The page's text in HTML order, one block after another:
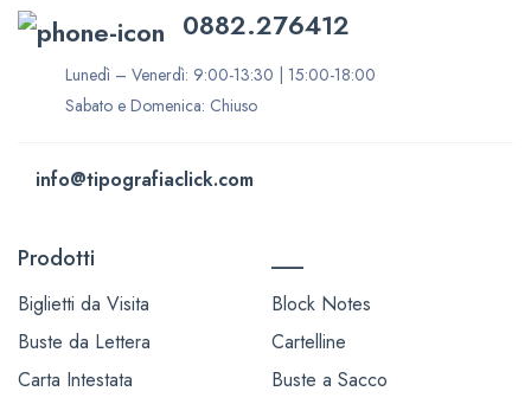
0882.276412
Lunedì – Venerdì: 9:00-13:30 | 15:00-18:00
Sabato e Domenica: Chiuso
info@tipografiaclick.com
Prodotti
Biglietti da Visita
Buste da Lettera
Carta Intestata
Block Notes
Cartelline
Buste a Sacco